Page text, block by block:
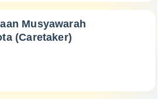
Musyawarah
(Caretaker)